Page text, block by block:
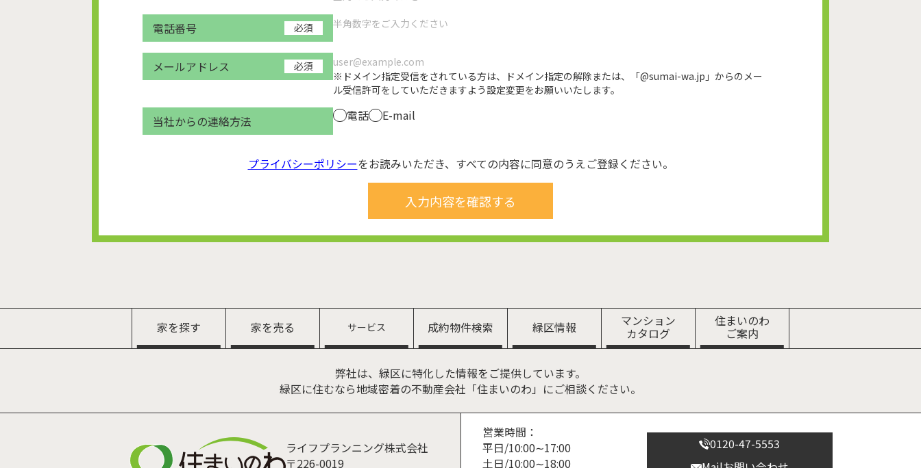
電話番号 必須
メールアドレス 必須
※ドメイン指定受信をされている方は、ドメイン指定の解除または、「@sumai-wa.jp」からのメー
ル受信許可をしていただきますよう設定変更をお願いいたします。
当社からの連絡方法 電話 E-mail
プライバシーポリシーをお読みいただき、すべての内容に同意のうえご登録ください。
家を探す 家を売る サービス 成約物件検索 緑区情報
マンション
カタログ
住まいのわ
ご案内
弊社は、緑区に特化した情報をご提供しています。
緑区に住むなら地域密着の不動産会社「住まいのわ」にご相談ください。
ライフプランニング株式会社
〒226-0019
営業時間：
平日/10:00∼17:00
土日/10:00∼18:00
0120-47-5553